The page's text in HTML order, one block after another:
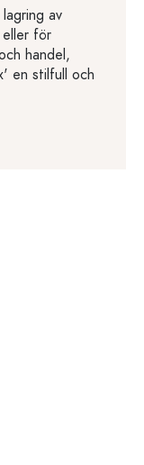
av
eller för
handel,
en stilfull och